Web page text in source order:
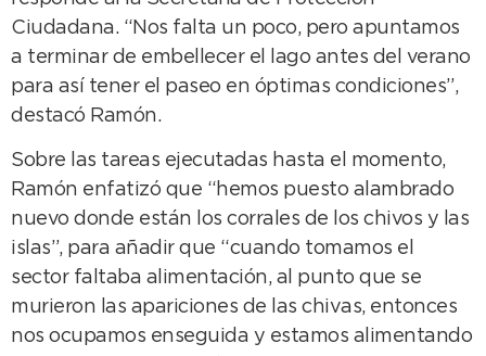
Ciudadana. “Nos falta un poco, pero apuntamos
a terminar de embellecer el lago antes del verano
para así tener el paseo en óptimas condiciones”,
destacó Ramón.
Sobre las tareas ejecutadas hasta el momento,
Ramón enfatizó que “hemos puesto alambrado
nuevo donde están los corrales de los chivos y las
islas”, para añadir que “cuando tomamos el
sector faltaba alimentación, al punto que se
murieron las apariciones de las chivas, entonces
nos ocupamos enseguida y estamos alimentando